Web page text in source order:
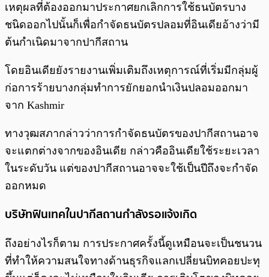
เหตุผลที่ต้องออกมาประกาศยกเลิกการใช้ธนบัตรบาง
ชนิดออกไปนั้นก็เพื่อกำจัดธนบัตรปลอมที่อินเดียอ้างว่ามี
ต้นกำเนิดมาจากปากีสถาน
โดยอินเดียยังรายงานเพิ่มเติมถึงเหตุการณ์ที่เริ่มมีกลุ่มผู้
ก่อการร้ายบางกลุ่มทำการยักยอกนำเงินปลอมออกมา
จาก Kashmir
ทางวุฒสภากล่าวว่าการกำจัดธนบัตรของปากีสถานอาจ
จะแตกต่างจากของอินเดีย กล่าวคืออินเดียใช้ระยะเวลา
ในระดับวัน แต่ของปากีสถานอาจจะใช้เป็นปีถึงจะกำจัด
ออกหมด
บริษัทฟินเทคในปากีสถานกำลังรอแจ้งเกิด
ถึงอย่างไรก็ตาม การประกาศครั้งนี้ดูเหมือนจะเป็นชนวน
ที่ทำให้ความสนใจทางด้านธุรกิจแลกเปลี่ยนบิทคอยปะทุ